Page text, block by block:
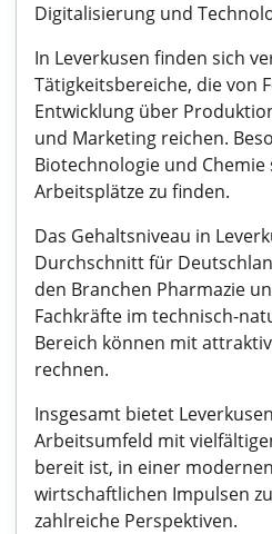
Digitalisierung und
In Leverkusen finden sich
Tätigkeitsbereiche, die von
Entwicklung über
und Marketing reichen.
Biotechnologie und Chemie
Arbeitsplätze zu finden.
Das Gehaltsniveau in
Durchschnitt für
den Branchen Pharmazie
Fachkräfte im technisch-
Bereich können mit
rechnen.
Insgesamt bietet
Arbeitsumfeld mit
bereit ist, in einer
wirtschaftlichen Impulsen
zahlreiche Perspektiven.